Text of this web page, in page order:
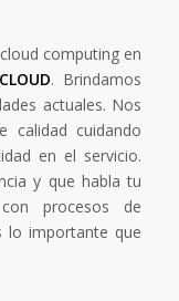
computing en
. Brindamos
actuales. Nos
calidad cuidando
en el servicio.
y que habla tu
procesos de
lo importante que